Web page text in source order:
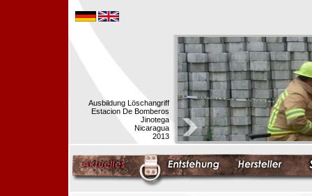
Ausbildung Löschangriff
Estacion De Bomberos
Jinotega
Nicaragua
2013